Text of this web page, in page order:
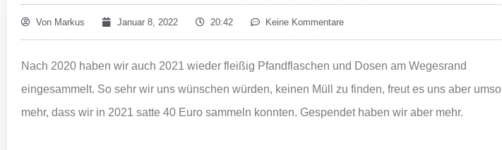
Von Markus Januar 8, 2022 20:42 Keine Kommentare
Nach 2020 haben wir auch 2021 wieder fleißig Pfandflaschen und Dosen am Wegesrand
eingesammelt. So sehr wir uns wünschen würden, keinen Müll zu finden, freut es uns aber umso
mehr, dass wir in 2021 satte 40 Euro sammeln konnten. Gespendet haben wir aber mehr.